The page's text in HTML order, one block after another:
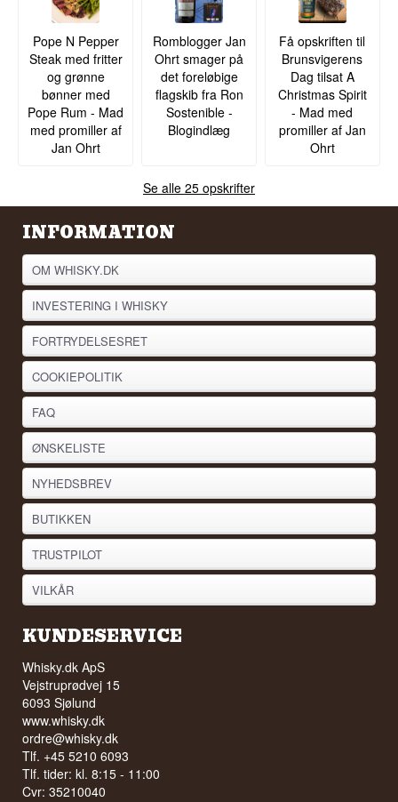
direkte til den dyreste flaske.
Region/Land: Venezuela
Type: Ron Extra Añejo
Alder: 4-6 år
ABV: 40%
Størrelse: 70 CL
Fadtype: Ex-Whisky og Ex-Bourbon
EAN nr.: 8028286000325
Serveringsforslag: I et snifferglas ved
stuetemperatur
Kakao · Læder · Tobak · Rig · Fyldig
Vidste du at?
Den karakteristiske lædertaske, Pampero
Aniversario traditionelt sælges i, blev oprindeligt
flasken under transport i det venezuelanske
højland, men er i dag blevet en
varemærkebeskyttet del af flaskens identitet.
Se hele vores udvalg af
Pope N Pepper
Steak med fritter
og grønne
bønner med
Pope Rum - Mad
med promiller af
Jan Ohrt
Romblogger Jan
Ohrt smager på
det foreløbige
flagskib fra Ron
Sostenible -
Blogindlæg
Få opskriften til
Brunsvigerens
Dag tilsat A
Christmas Spirit
- Mad med
promiller af Jan
Ohrt
Se alle 25 opskrifter
INFORMATION
OM WHISKY.DK
INVESTERING I WHISKY
FORTRYDELSESRET
COOKIEPOLITIK
FAQ
ØNSKELISTE
NYHEDSBREV
BUTIKKEN
TRUSTPILOT
VILKÅR
KUNDESERVICE
Whisky.dk ApS
Vejstruprødvej 15
6093 Sjølund
www.whisky.dk
ordre@whisky.dk
Tlf. +45 5210 6093
Tlf. tider: kl. 8:15 - 11:00
Cvr: 35210040